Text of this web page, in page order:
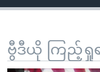
ဗွီဒီယို ကြည့်ရှု